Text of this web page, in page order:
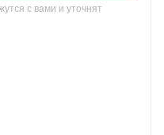
с вами и уточнят